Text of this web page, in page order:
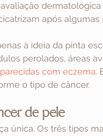
após
à ideia da pinta
perolados, áreas
com eczema.
o tipo de câncer.
de pele
única. Os três tipos